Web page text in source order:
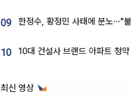
09
10
최신 영상